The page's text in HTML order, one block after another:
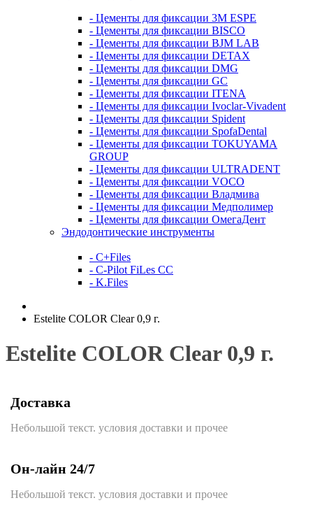
- Цементы для фиксации 3M ESPE
- Цементы для фиксации BISCO
- Цементы для фиксации BJM LAB
- Цементы для фиксации DETAX
- Цементы для фиксации DMG
- Цементы для фиксации GC
- Цементы для фиксации ITENA
- Цементы для фиксации Ivoclar-Vivadent
- Цементы для фиксации Spident
- Цементы для фиксации SpofaDental
- Цементы для фиксации TOKUYAMA
GROUP
- Цементы для фиксации ULTRADENT
- Цементы для фиксации VOCO
- Цементы для фиксации Владмива
- Цементы для фиксации Медполимер
- Цементы для фиксации ОмегаДент
Эндодонтические инструменты
- C+Files
- C-Pilot FiLes CC
- K.Files
Estelite COLOR Clear 0,9 г.
Estelite COLOR Clear 0,9 г.
Доставка
Небольшой текст. условия доставки и прочее
Он-лайн 24/7
Небольшой текст. условия доставки и прочее